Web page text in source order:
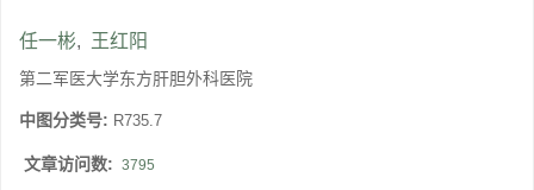
任一彬, 王红阳
第二军医大学东方肝胆外科医院
中图分类号: R735.7
文章访问数: 3795